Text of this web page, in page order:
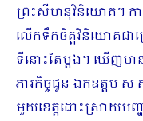
ព្រះសីហនុវិនិយោគ។ ក
លើកទឹកចិត្តវិនិយោគជ
ទីនោះតែម្តង។ ឃើញមា
ភារកិច្ចជូន ឯកឧត្តម ស
មួយខេត្តដោះស្រាយប